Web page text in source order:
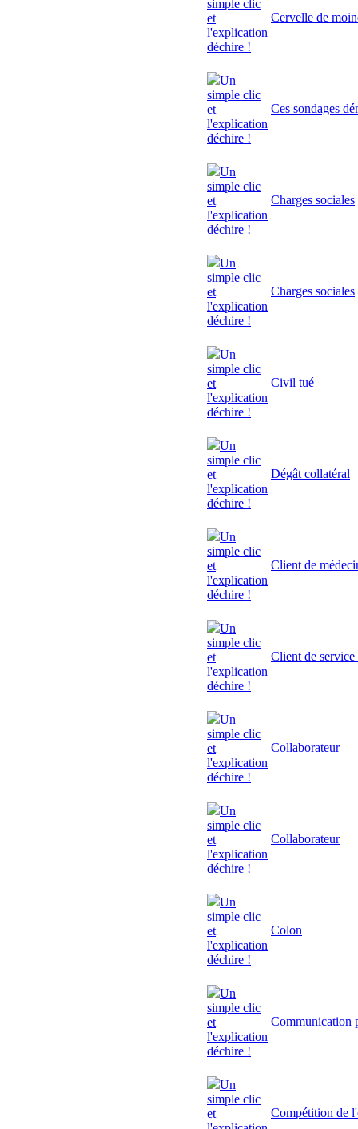
simple clic
et
l'explication
déchire !
Cervelle de
Un
simple clic
et
l'explication
déchire !
Ces sondages
Un
simple clic
et
l'explication
déchire !
Charges sociales
Un
simple clic
et
l'explication
déchire !
Charges sociales
Un
simple clic
et
l'explication
déchire !
Civil tué
Un
simple clic
et
l'explication
déchire !
Dégât collatéral
Un
simple clic
et
l'explication
déchire !
Client de
Un
simple clic
et
l'explication
déchire !
Client de
Un
simple clic
et
l'explication
déchire !
Collaborateur
Un
simple clic
et
l'explication
déchire !
Collaborateur
Un
simple clic
et
l'explication
déchire !
Colon
Un
simple clic
et
l'explication
déchire !
Communication
Un
simple clic
et
Compétition de